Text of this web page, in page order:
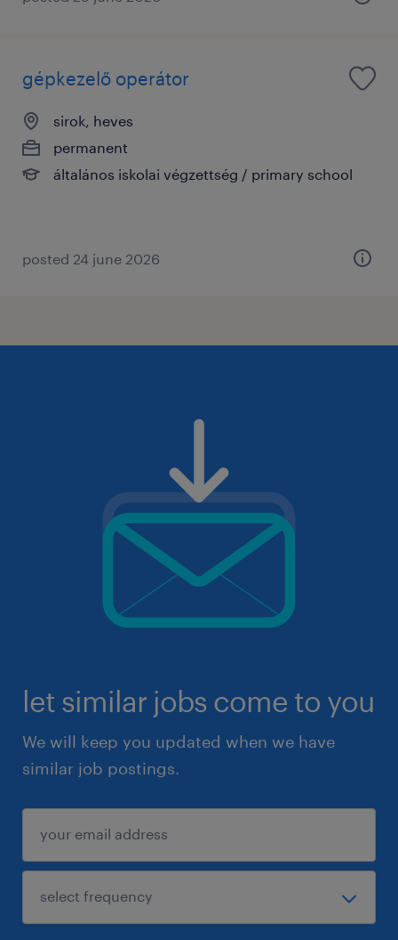
gépkezelő operátor
sirok, heves
permanent
általános iskolai végzettség / primary school
posted 24 june 2026
let similar jobs come to you
We will keep you updated when we have
similar job postings.